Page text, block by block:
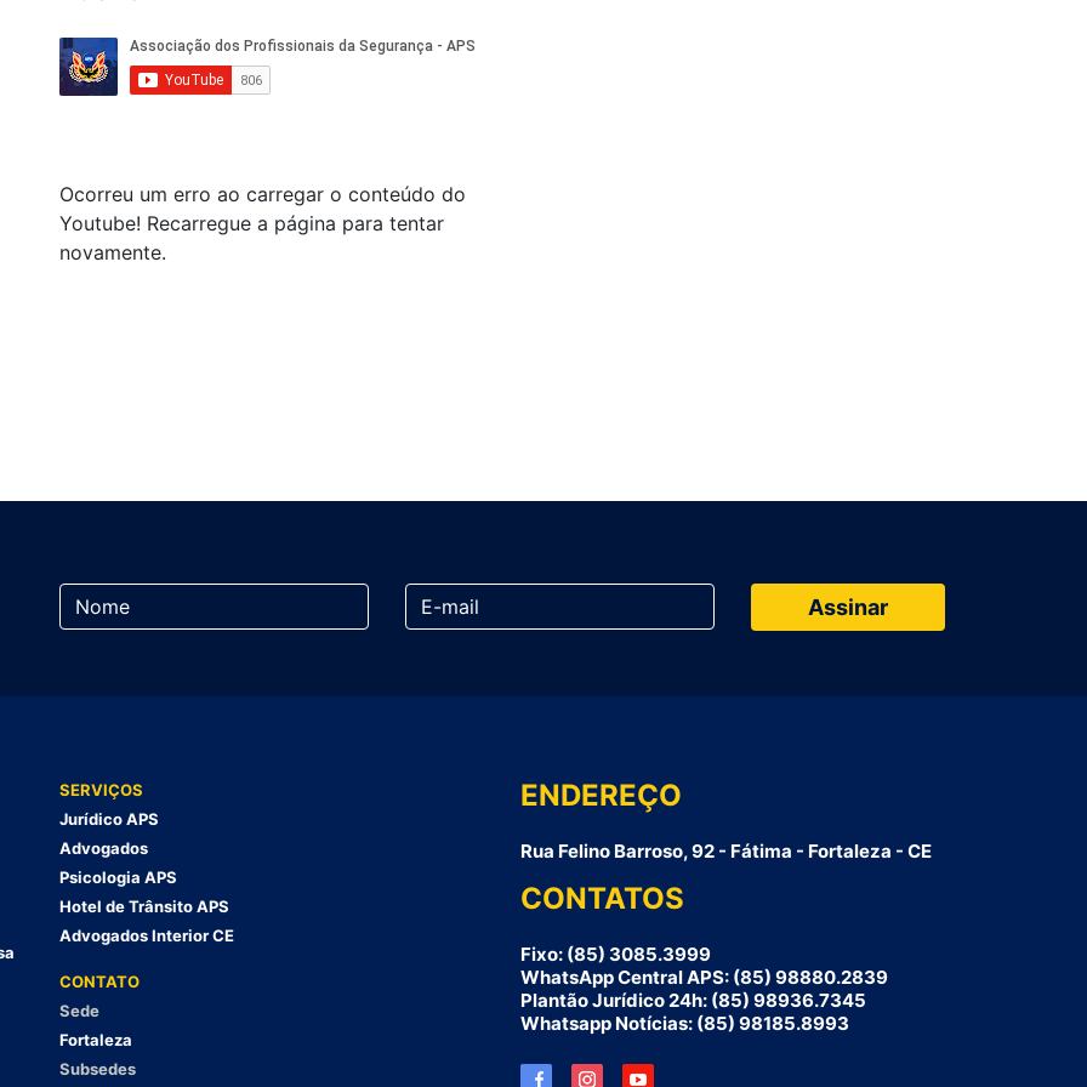
Ocorreu um erro ao carregar o conteúdo do
Youtube! Recarregue a página para tentar
novamente.
SERVIÇOS
Jurídico APS
Advogados
Psicologia APS
Hotel de Trânsito APS
Advogados Interior CE
CONTATO
Sede
Fortaleza
Subsedes
ENDEREÇO
Rua Felino Barroso, 92 - Fátima - Fortaleza - CE
CONTATOS
Fixo: (85) 3085.3999
WhatsApp Central APS: (85) 98880.2839
Plantão Jurídico 24h: (85) 98936.7345
Whatsapp Notícias: (85) 98185.8993